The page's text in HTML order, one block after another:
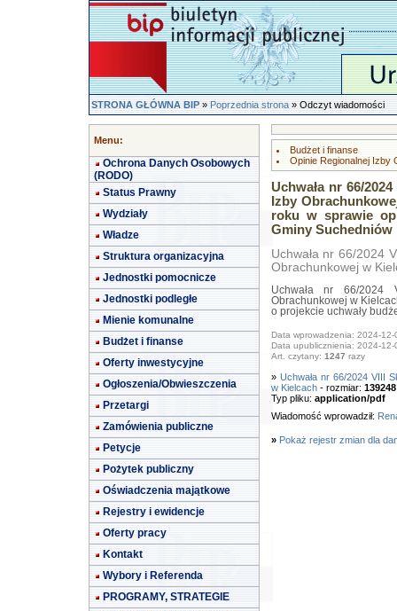
STRONA GŁÓWNA BIP»Poprzednia strona» Odczyt wiadomości
Menu:
Ochrona Danych Osobowych
(RODO)
Status Prawny
Wydziały
Władze
Struktura organizacyjna
Jednostki pomocnicze
Jednostki podległe
Mienie komunalne
Budżet i finanse
Oferty inwestycyjne
Ogłoszenia/Obwieszczenia
Przetargi
Zamówienia publiczne
Petycje
Pożytek publiczny
Oświadczenia majątkowe
Rejestry i ewidencje
Oferty pracy
Kontakt
Wybory i Referenda
PROGRAMY, STRATEGIE
Budżet i finanse
Opinie Regionalnej Izby
Uchwała nr 66/
Izby
roku w sprawie
Gminy Suchedniów
Uchwała nr 66/2024
Obrachunkowej w
Uchwała nr 66/2024
Obrachunkowej w
o projekcie uchwały
Data wprowadzenia: 2024-12-
Data upublicznienia: 2024-12-
Art. czytany: 1247 razy
» Uchwała nr 66/2024 VIII
w Kielcach - rozmiar: 139248
Typ pliku: application/pdf
Wiadomość wprowadził:
» Pokaż rejestr zmian dla